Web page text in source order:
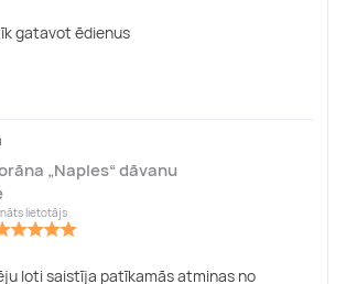
gatavot ēdienus
„Naples“ dāvanu
lietotājs
ļoti saistīja patīkamās atmiņas no